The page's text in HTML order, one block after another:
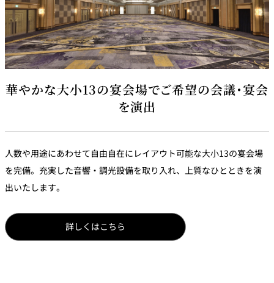
華やかな大小13の宴会場でご希望の会議・宴会
を演出
人数や用途にあわせて自由自在にレイアウト可能な大小13の宴会場
を完備。充実した音響・調光設備を取り入れ、上質なひとときを演
出いたします。
詳しくはこちら